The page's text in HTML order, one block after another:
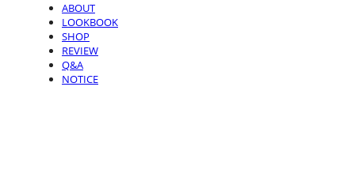
ABOUT
LOOKBOOK
SHOP
REVIEW
Q&A
NOTICE